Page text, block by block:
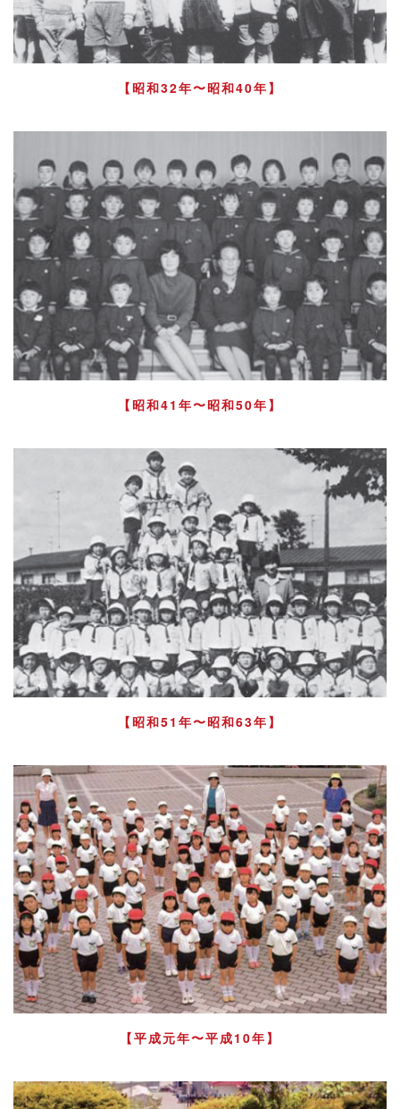
【昭和32年〜昭和40年】
【昭和41年〜昭和50年】
【昭和51年〜昭和63年】
【平成元年〜平成10年】